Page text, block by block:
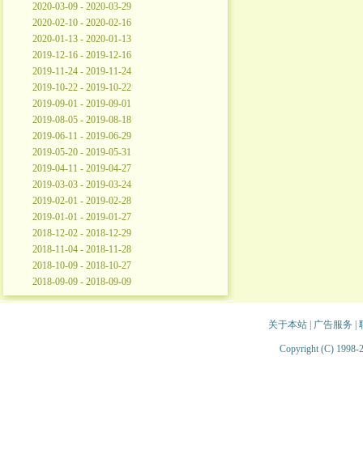
2020-03-09 - 2020-03-29
2020-02-10 - 2020-02-16
2020-01-13 - 2020-01-13
2019-12-16 - 2019-12-16
2019-11-24 - 2019-11-24
2019-10-22 - 2019-10-22
2019-09-01 - 2019-09-01
2019-08-05 - 2019-08-18
2019-06-11 - 2019-06-29
2019-05-20 - 2019-05-31
2019-04-11 - 2019-04-27
2019-03-03 - 2019-03-24
2019-02-01 - 2019-02-28
2019-01-01 - 2019-01-27
2018-12-02 - 2018-12-29
2018-11-04 - 2018-11-28
2018-10-09 - 2018-10-27
2018-09-09 - 2018-09-09
关于本站| 广告服务
Copyright (C) 1998-